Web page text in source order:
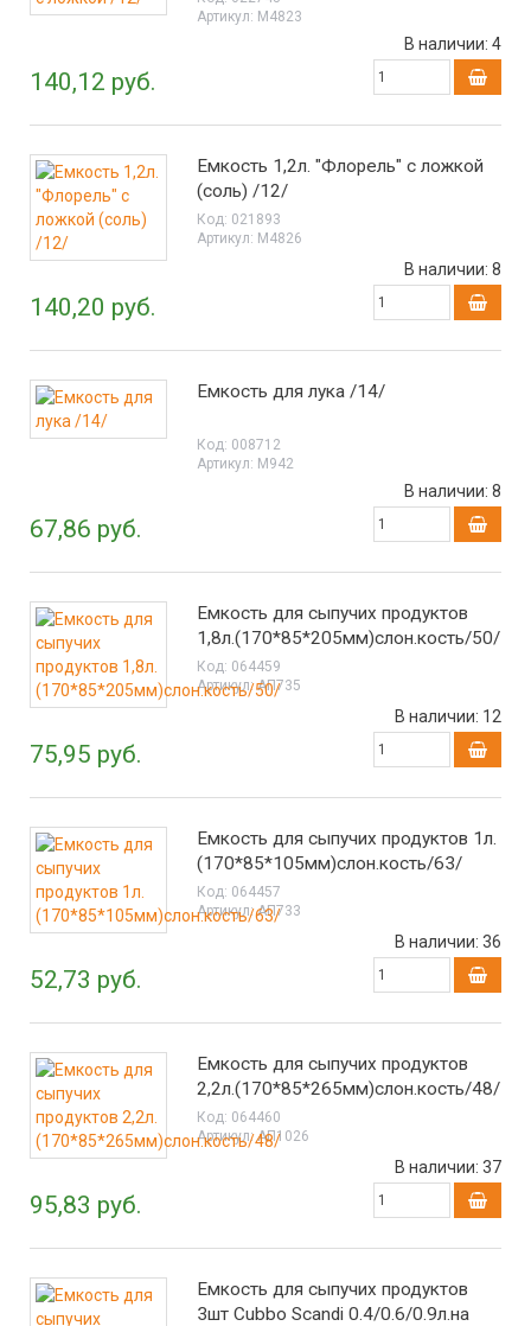
Артикул: М4823
140,12 руб.
В наличии: 4
Емкость 1,2л. "Флорель" с ложкой
(соль) /12/
Код: 021893
Артикул: М4826
140,20 руб.
В наличии: 8
Емкость для лука /14/
Код: 008712
Артикул: М942
67,86 руб.
В наличии: 8
Емкость для сыпучих продуктов
1,8л.(170*85*205мм)слон.кость/50/
Код: 064459
Артикул: АП735
75,95 руб.
В наличии: 12
Емкость для сыпучих продуктов 1л.
(170*85*105мм)слон.кость/63/
Код: 064457
Артикул: АП733
52,73 руб.
В наличии: 36
Емкость для сыпучих продуктов
2,2л.(170*85*265мм)слон.кость/48/
Код: 064460
Артикул: АП1026
95,83 руб.
В наличии: 37
Емкость для сыпучих продуктов
3шт Cubbo Scandi 0.4/0.6/0.9л.на